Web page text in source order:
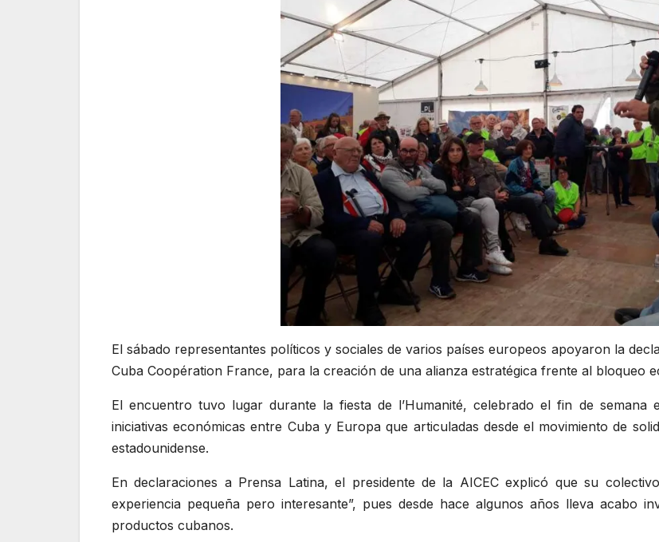
El sábado representantes políticos y sociales de varios países europeos apoyaron la
Cuba Coopération France, para la creación de una alianza estratégica frente al bloqueo
El encuentro tuvo lugar durante la fiesta de l’Humanité, celebrado el fin de
iniciativas económicas entre Cuba y Europa que articuladas desde el movimiento de
estadounidense.
En declaraciones a Prensa Latina, el presidente de la AICEC explicó que su
experiencia pequeña pero interesante”, pues desde hace algunos años lleva acabo
productos cubanos.